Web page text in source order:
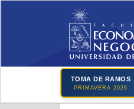
TOMA DE RAMOS
PRIMAVERA 2026